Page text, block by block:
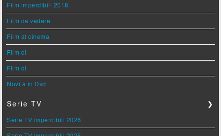
Film imperdibili 2018
Film da vedere
Film al cinema
Film di
Film di
Novità in Dvd
Serie TV ❯
Serie TV imperdibili 2026